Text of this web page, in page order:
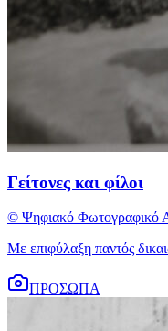
Γείτονες και φίλοι
© Ψηφιακό Φωτογραφικό
Με επιφύλαξη παντός
ΠΡΟΣΩΠΑ